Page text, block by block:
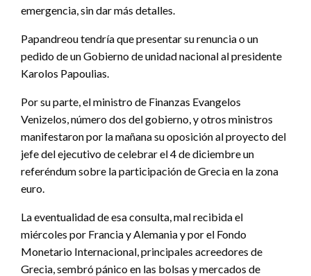
emergencia, sin dar más detalles.
Papandreou tendría que presentar su renuncia o un
pedido de un Gobierno de unidad nacional al presidente
Karolos Papoulias.
Por su parte, el ministro de Finanzas Evangelos
Venizelos, número dos del gobierno, y otros ministros
manifestaron por la mañana su oposición al proyecto del
jefe del ejecutivo de celebrar el 4 de diciembre un
referéndum sobre la participación de Grecia en la zona
euro.
La eventualidad de esa consulta, mal recibida el
miércoles por Francia y Alemania y por el Fondo
Monetario Internacional, principales acreedores de
Grecia, sembró pánico en las bolsas y mercados de